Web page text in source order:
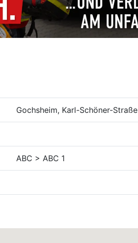
Gochsheim, Karl-Schöner-Straße
ABC > ABC 1